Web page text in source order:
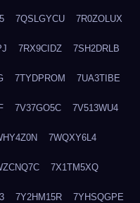
7QSLGYCU 7R0ZOLUX
7RX9CIDZ 7SH2DRLB
7TYDPROM 7UA3TIBE
7V37GO5C 7V513WU4
7WQXY6L4
7X1TM5XQ
7Y2HM15R 7YHSQGPE